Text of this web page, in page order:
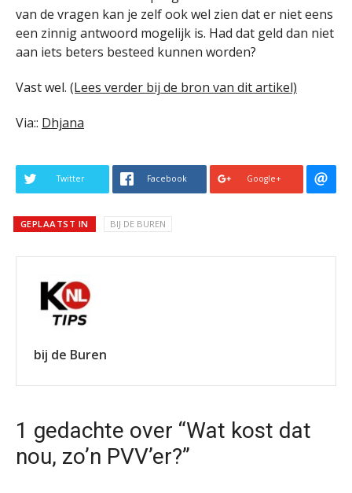
van de vragen kan je zelf ook wel zien dat er niet eens
een zinnig antwoord mogelijk is. Had dat geld dan niet
aan iets beters besteed kunnen worden?
Vast wel. (Lees verder bij de bron van dit artikel)
Via:: Dhjana
Twitter Facebook Google+
GEPLAATST IN BIJ DE BUREN
bij de Buren
1 gedachte over “Wat kost dat
nou, zo’n PVV’er?”